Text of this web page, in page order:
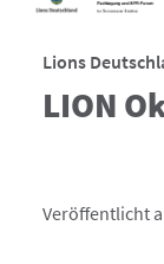
Lions
LION
Veröffentlicht